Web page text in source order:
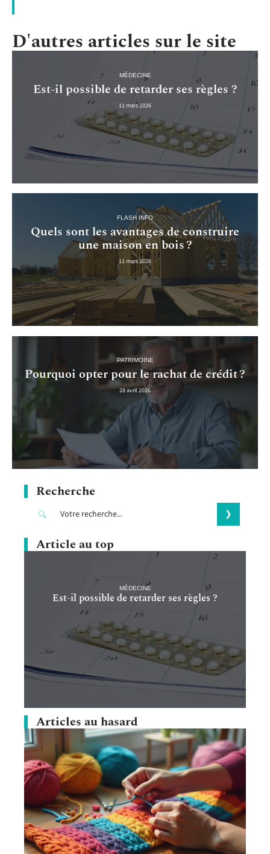
D'autres articles sur le site
MÉDECINE
Est-il possible de retarder ses règles ?
11 mars 2026
FLASH INFO
Quels sont les avantages de construire
une maison en bois ?
11 mars 2026
PATRIMOINE
Pourquoi opter pour le rachat de crédit ?
28 avril 2026
Recherche
Article au top
MÉDECINE
Est-il possible de retarder ses règles ?
Articles au hasard